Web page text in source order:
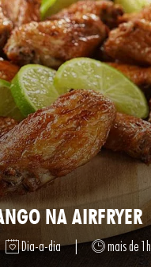
NA AIRFRYER
Dia-a-dia | mais de 1h